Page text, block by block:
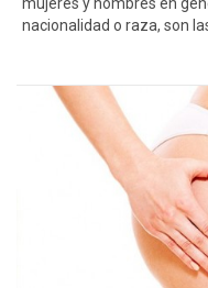
mujeres y hombres en
nacionalidad o raza, son